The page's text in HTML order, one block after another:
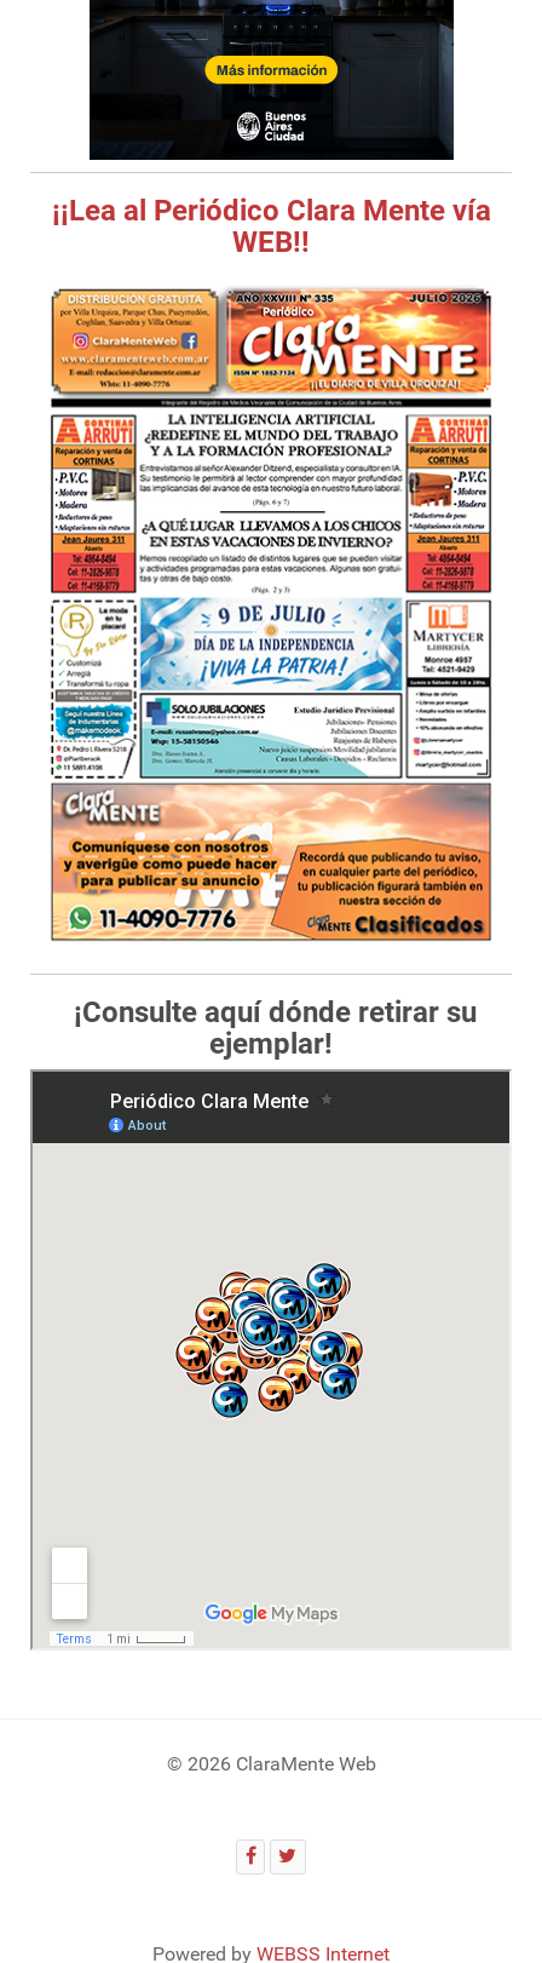
¡¡Lea al Periódico Clara Mente vía
WEB!!
¡Consulte aquí dónde retirar su
ejemplar!
© 2026 ClaraMente Web
Powered by WEBSS Internet